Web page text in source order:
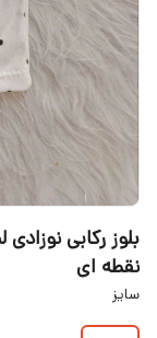
نقطه ای
سایز